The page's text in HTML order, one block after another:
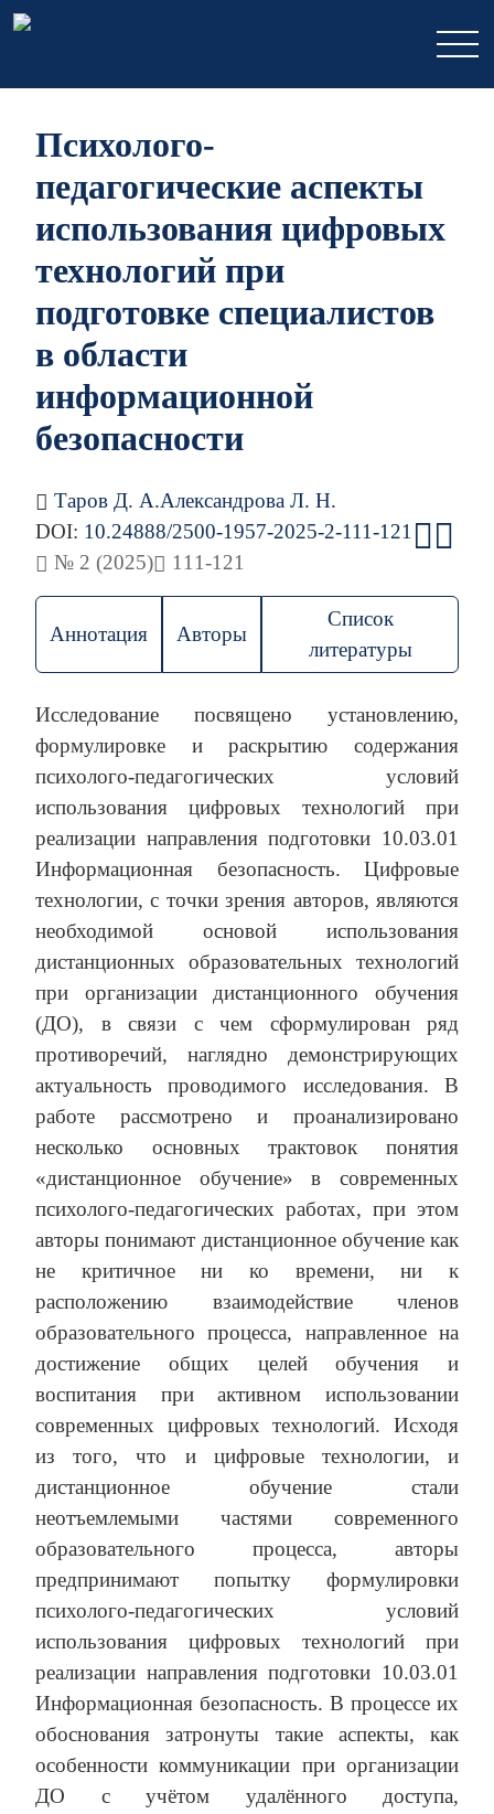
Психолого-
педагогические аспекты
использования цифровых
технологий при
подготовке специалистов
в области
информационной
безопасности
Таров Д. А.Александрова Л. Н.
DOI: 10.24888/2500-1957-2025-2-111-121
№ 2 (2025)
111-121
Аннотация Авторы
Список
литературы
Исследование посвящено установлению,
формулировке и раскрытию содержания
психолого-педагогических условий
использования цифровых технологий при
реализации направления подготовки 10.03.01
Информационная безопасность. Цифровые
технологии, с точки зрения авторов, являются
необходимой основой использования
дистанционных образовательных технологий
при организации дистанционного обучения
(ДО), в связи с чем сформулирован ряд
противоречий, наглядно демонстрирующих
актуальность проводимого исследования. В
работе рассмотрено и проанализировано
несколько основных трактовок понятия
«дистанционное обучение» в современных
психолого-педагогических работах, при этом
авторы понимают дистанционное обучение как
не критичное ни ко времени, ни к
расположению взаимодействие членов
образовательного процесса, направленное на
достижение общих целей обучения и
воспитания при активном использовании
современных цифровых технологий. Исходя
из того, что и цифровые технологии, и
дистанционное обучение стали
неотъемлемыми частями современного
образовательного процесса, авторы
предпринимают попытку формулировки
психолого-педагогических условий
использования цифровых технологий при
реализации направления подготовки 10.03.01
Информационная безопасность. В процессе их
обоснования затронуты такие аспекты, как
особенности коммуникации при организации
ДО с учётом удалённого доступа,